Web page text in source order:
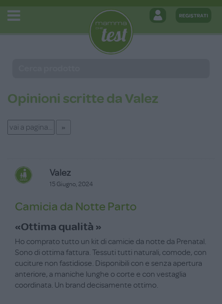
Opinioni scritte da Valez
Valez
15 Giugno, 2024
Camicia da Notte Parto
«Ottima qualità »
Ho comprato tutto un kit di camicie da notte da Prenatal.
Sono di ottima fattura. Tessuti tutti naturali, comode, con
cuciture non fastidiose. Disponibili con e senza apertura
anteriore, a maniche lunghe o corte e con vestaglia
coordinata. Un brand decisamente ottimo.